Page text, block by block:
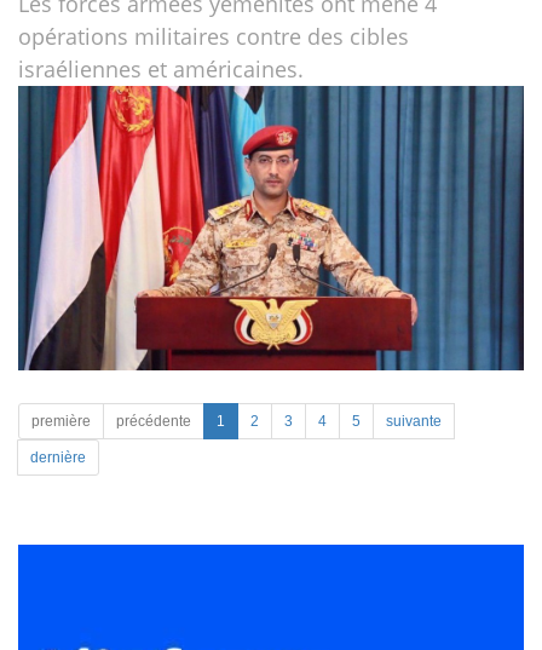
opérations militaires contre des cibles
israéliennes et américaines.
première précédente 1 2 3 4 5 suivante
dernière